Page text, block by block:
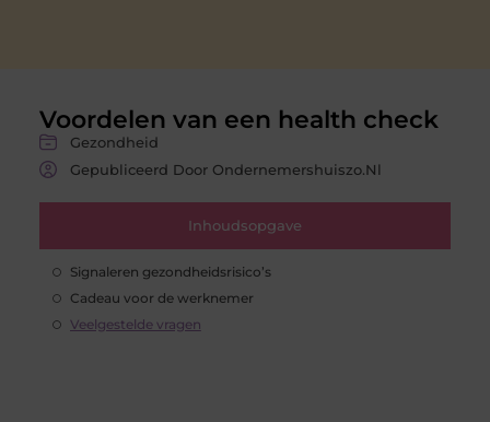
Voordelen van een health check
Gezondheid
Gepubliceerd Door Ondernemershuiszo.nl
Inhoudsopgave
Signaleren gezondheidsrisico’s
Cadeau voor de werknemer
Veelgestelde vragen